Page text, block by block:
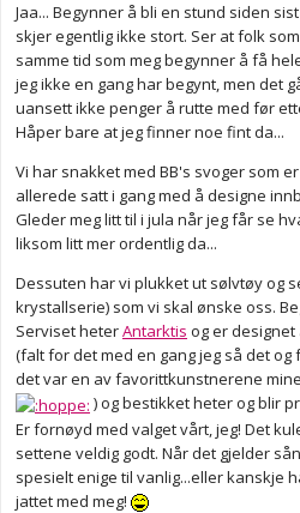
Jaa... Begynner å bli en stund siden
skjer egentlig ikke stort. Ser at folk
samme tid som meg begynner å få
jeg ikke en gang har begynt, men det
uansett ikke penger å rutte med før
Håper bare at jeg finner noe fint da...
Vi har snakket med BB's svoger som
allerede satt i gang med å designe
Gleder meg litt til i jula når jeg får se
liksom litt mer ordentlig da...
Dessuten har vi plukket ut sølvtøy og
krystallserie) som vi skal ønske oss.
Serviset heterAntarktis og er
(falt for det med en gang jeg så det
det var en av favorittkunstnerene
) og bestikket heter og blir
Er fornøyd med valget vårt, jeg! Det
settene veldig godt. Når det gjelder
spesielt enige til vanlig...eller kanskje
jattet med meg!